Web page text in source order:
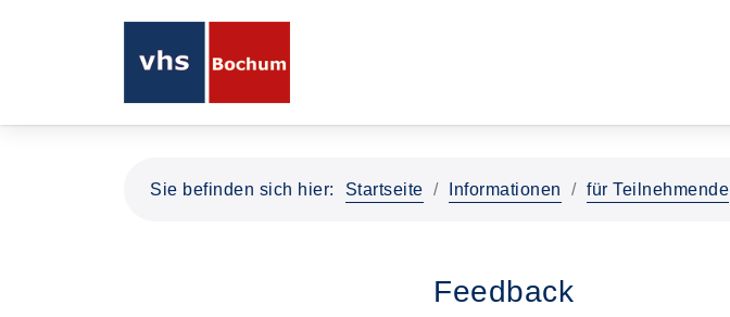
Sie befinden sich hier: Startseite Informationen für Teilnehmende
Feedback